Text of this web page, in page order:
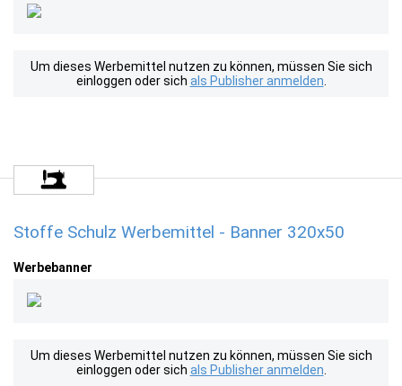
Um dieses Werbemittel nutzen zu können, müssen Sie sich
einloggen oder sich als Publisher anmelden
Stoffe Schulz Werbemittel - Banner 320x50
Werbebanner
Um dieses Werbemittel nutzen zu können, müssen Sie sich
einloggen oder sich als Publisher anmelden